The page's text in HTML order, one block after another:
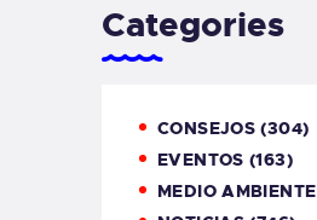
Categories
CONSEJOS (304)
EVENTOS (163)
MEDIO AMBIENTE